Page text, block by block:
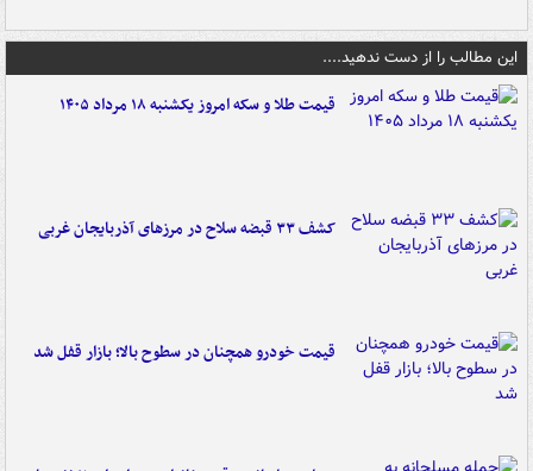
این مطالب را از دست ندهید....
قیمت طلا و سکه امروز یکشنبه ۱۸ مرداد ۱۴۰۵
کشف ۳۳ قبضه سلاح در مرزهای آذربایجان غربی
قیمت خودرو همچنان در سطوح بالا؛ بازار قفل شد